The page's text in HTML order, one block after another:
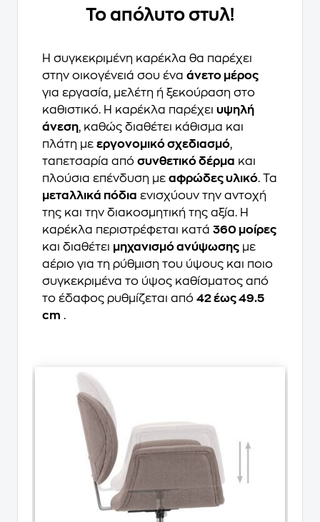
Το απόλυτο στυλ!
Η συγκεκριμένη καρέκλα θα παρέχει
στην οικογένειά σου ένα άνετο μέρος
για εργασία, μελέτη ή ξεκούραση στο
καθιστικό. Η καρέκλα παρέχει υψηλή
άνεση, καθώς διαθέτει κάθισμα και
πλάτη με εργονομικό σχεδιασμό,
ταπετσαρία από συνθετικό δέρμα και
πλούσια επένδυση με αφρώδες υλικό. Τα
μεταλλικά πόδια ενισχύουν την αντοχή
της και την διακοσμητική της αξία. Η
καρέκλα περιστρέφεται κατά 360 μοίρες
και διαθέτει μηχανισμό ανύψωσης με
αέριο για τη ρύθμιση του ύψους και ποιο
συγκεκριμένα το ύψος καθίσματος από
το έδαφος ρυθμίζεται από 42 έως 49.5
cm .